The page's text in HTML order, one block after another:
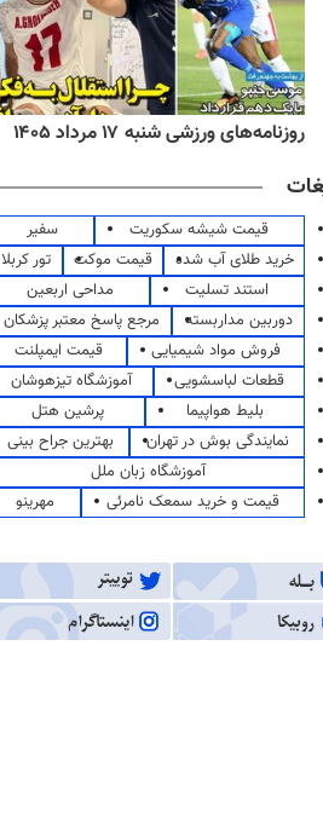
روزنامه‌های ورزشی شنبه ۱۷ مرداد ۱۴۰۵
قیمت شیشه سکوریت
سفیر
خرید طلای آب شده
قیمت موکت
تور کربلا
استند تسلیت
مداحی اربعین
دوربین مداربسته
مرجع پاسخ معتبر پزشکان
فروش مواد شیمیایی
قیمت ایمپلنت
قطعات لباسشویی
آموزشگاه تیزهوشان
بلیط هواپیما
پرشین هتل
نمایندگی بوش در تهران
بهترین جراح بینی
آموزشگاه زبان ملل
قیمت و خرید سمعک نامرئی
مهرینو